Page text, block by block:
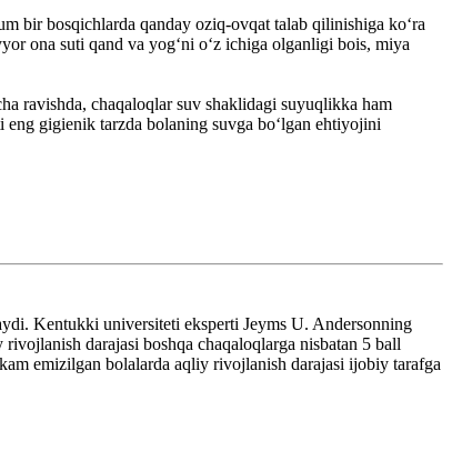
bir bosqichlarda qanday oziq-ovqat talab qilinishiga ko‘ra
ona suti qand va yog‘ni o‘z ichiga olganligi bois, miya
ravishda, chaqaloqlar suv shaklidagi suyuqlikka ham
gigienik tarzda bolaning suvga bo‘lgan ehtiyojini
Kentukki universiteti eksperti Jeyms U. Andersonning
darajasi boshqa chaqaloqlarga nisbatan 5 ball
emizilgan bolalarda aqliy rivojlanish darajasi ijobiy tarafga